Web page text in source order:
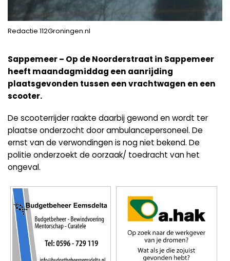
Redactie 112Groningen.nl
Sappemeer – Op de Noorderstraat in Sappemeer
heeft maandagmiddag een aanrijding
plaatsgevonden tussen een vrachtwagen en een
scooter.
De scooterrijder raakte daarbij gewond en wordt ter
plaatse onderzocht door ambulancepersoneel. De
ernst van de verwondingen is nog niet bekend. De
politie onderzoekt de oorzaak/ toedracht van het
ongeval.